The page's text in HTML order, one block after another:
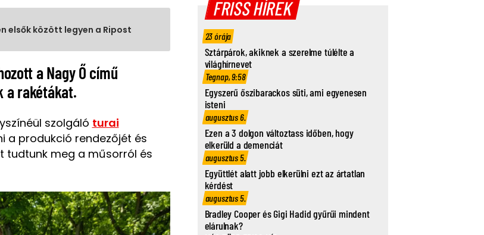
elsők között legyen a Ripost
a Nagy Ő című
a rakétákat.
szolgáló turai
a produkció rendezőjét és
tudtunk meg a műsorról és
FRISS HÍREK
23 órája
Sztárpárok, akiknek a szerelme túlélte a
világhírnevet
Tegnap, 9:58
Egyszerű őszibarackos süti, ami egyenesen
isteni
augusztus 6.
Ezen a 3 dolgon változtass időben, hogy
elkerüld a demenciát
augusztus 5.
Együttlét alatt jobb elkerülni ezt az ártatlan
kérdést
augusztus 5.
Bradley Cooper és Gigi Hadid gyűrűi mindent
elárulnak?